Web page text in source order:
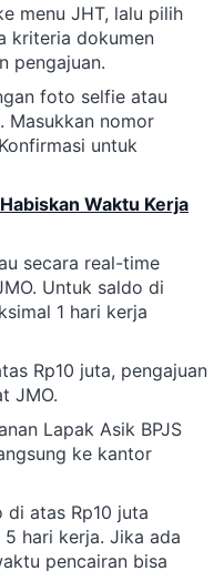
menu JHT, lalu pilih
kriteria dokumen
pengajuan.
foto selfie atau
Masukkan nomor
untuk
Waktu Kerja
secara real-time
Untuk saldo di
1 hari kerja
Rp10 juta, pengajuan
JMO.
Lapak Asik BPJS
ke kantor
atas Rp10 juta
hari kerja. Jika ada
pencairan bisa